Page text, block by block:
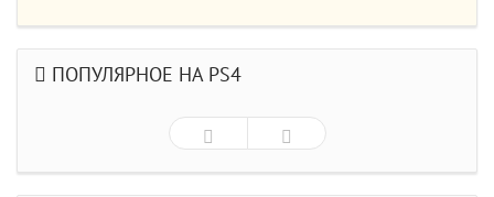
ПОПУЛЯРНОЕ НА PS4